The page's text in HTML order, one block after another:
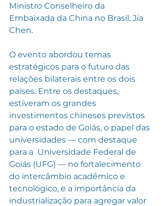
Ministro Conselheiro da
Embaixada da China no Brasil, Jia
Chen.
O evento abordou temas
estratégicos para o futuro das
relações bilaterais entre os dois
países. Entre os destaques,
estiveram os grandes
investimentos chineses previstos
para o estado de Goiás, o papel das
universidades — com destaque
para a  Universidade Federal de
Goiás (UFG) — no fortalecimento
do intercâmbio acadêmico e
tecnológico, e a importância da
industrialização para agregar valor